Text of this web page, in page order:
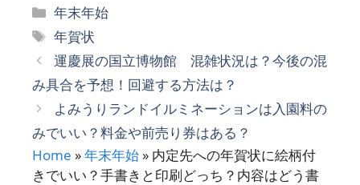
カ
テ
ゴ
リ
ー
年末年始
タ
グ
年賀状
運慶展の国立博物館 混雑状況は？今後の混
み具合を予想！回避する方法は？
よみうりランドイルミネーションは入園料の
みでいい？料金や前売り券はある？
Home »年末年始 » 内定先への年賀状に絵柄付
きでいい？手書きと印刷どっち？内容はどう書